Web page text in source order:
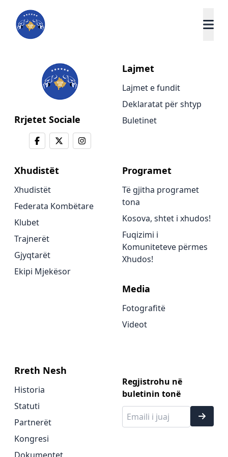
Rrjetet Sociale
Lajmet
Lajmet e fundit
Deklaratat për shtyp
Buletinet
Xhudistët
Xhudistët
Federata Kombëtare
Klubet
Trajnerët
Gjyqtarët
Ekipi Mjekësor
Programet
Të gjitha programet
tona
Kosova, shtet i xhudos!
Fuqizimi i
Komuniteteve përmes
Xhudos!
Media
Fotografitë
Videot
Rreth Nesh
Historia
Statuti
Partnerët
Kongresi
Regjistrohu në
buletinin tonë